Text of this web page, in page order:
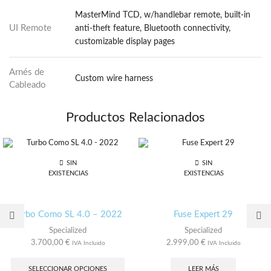
UI Remote
MasterMind TCD, w/handlebar remote, built-in
anti-theft feature, Bluetooth connectivity,
customizable display pages
Arnés de
Cableado
Custom wire harness
Productos Relacionados
SIN
EXISTENCIAS
Turbo Como SL 4.0 – 2022
Specialized
3.700,00 € IVA Incluido
SELECCIONAR OPCIONES
SIN
EXISTENCIAS
Fuse Expert 29
Specialized
2.999,00 € IVA Incluido
LEER MÁS